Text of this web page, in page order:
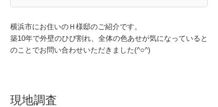
横浜市にお住いのＨ様邸のご紹介です。
築10年で外壁のひび割れ、全体の色あせが気になっていると
のことでお問い合わせいただきました(^○^)
現地調査